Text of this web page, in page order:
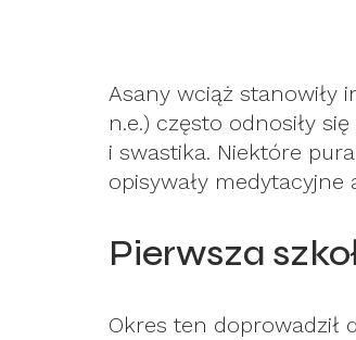
Asany wciąż stanowiły
n.e.) często odnosiły
i swastika. Niektóre
opisywały medytacyjne
Pierwsza
Okres ten doprowadził